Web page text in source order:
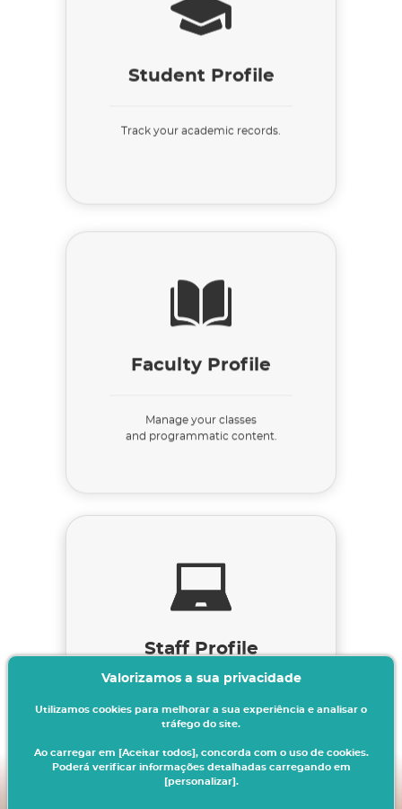
Student Profile
Track your academic records.
Faculty Profile
Manage your classes
and programmatic content.
Staff Profile
Academic Services.
Valorizamos a sua privacidade
Utilizamos cookies para melhorar a sua experiência e analisar o
tráfego do site.
Ao carregar em [Aceitar todos], concorda com o uso de cookies.
Poderá verificar informações detalhadas carregando em
[personalizar].